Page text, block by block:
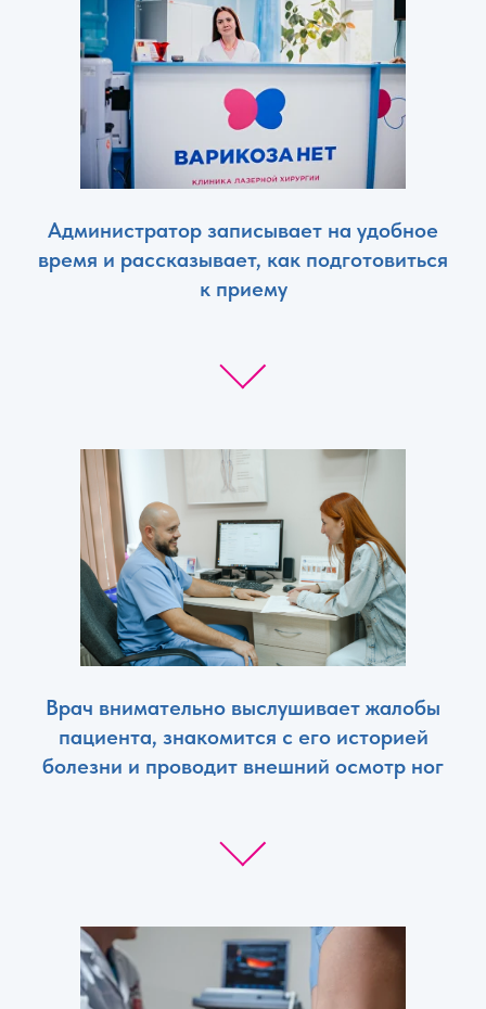
Администратор записывает на удобное
время и рассказывает, как подготовиться
к приему
Врач внимательно выслушивает жалобы
пациента, знакомится с его историей
болезни и проводит внешний осмотр ног